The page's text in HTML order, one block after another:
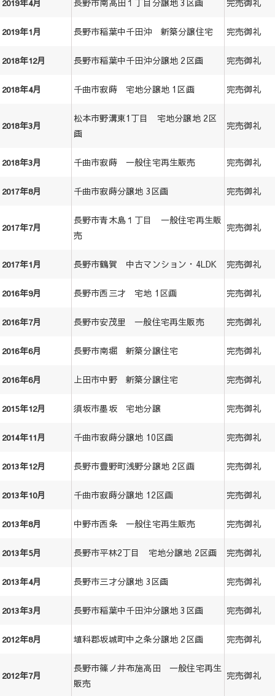
2019年4月
2019年1月 長野市稲葉中千田沖 新築分譲住宅 完売御礼
2018年12月 長野市稲葉中千田沖分譲地 2区画 完売御礼
2018年4月 千曲市寂蒔 宅地分譲地 1区画 完売御礼
2018年3月
松本市野溝東1丁目 宅地分譲地 2区
画
完売御礼
2018年3月 千曲市寂蒔 一般住宅再生販売 完売御礼
2017年8月 千曲市寂蒔分譲地 3区画 完売御礼
2017年7月
長野市青木島１丁目 一般住宅再生販
売
完売御礼
2017年1月 長野市鶴賀 中古マンション・4LDK 完売御礼
2016年9月 長野市西三才 宅地 1区画 完売御礼
2016年7月 長野市安茂里 一般住宅再生販売 完売御礼
2016年6月 長野市南堀 新築分譲住宅 完売御礼
2016年6月 上田市中野 新築分譲住宅 完売御礼
2015年12月 須坂市墨坂 宅地分譲 完売御礼
2014年11月 千曲市寂蒔分譲地 10区画 完売御礼
2013年12月 長野市豊野町浅野分譲地 2区画 完売御礼
2013年10月 千曲市寂蒔分譲地 12区画 完売御礼
2013年8月 中野市西条 一般住宅再生販売 完売御礼
2013年5月 長野市平林2丁目 宅地分譲地 2区画 完売御礼
2013年4月 長野市三才分譲地 3区画 完売御礼
2013年3月 長野市稲葉中千田沖分譲地 3区画 完売御礼
2012年8月 埴科郡坂城町中之条分譲地 2区画 完売御礼
2012年7月
長野市篠ノ井布施高田 一般住宅再生
販売
完売御礼